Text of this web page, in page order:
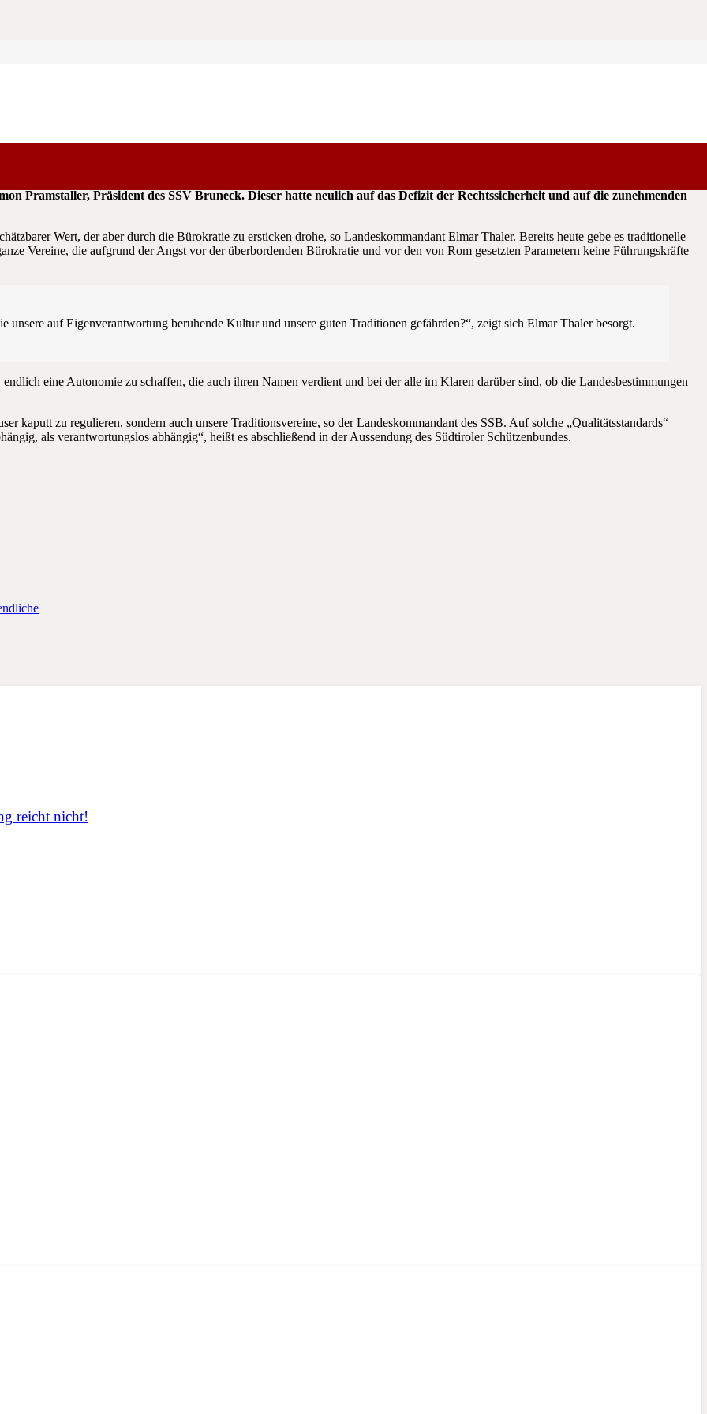
Pramstaller, Präsident des SSV Bruneck. Dieser hatte neulich auf das Defizit der Rechtssicherheit und auf die zunehmenden
Wert, der aber durch die Bürokratie zu ersticken drohe, so Landeskommandant Elmar Thaler. Bereits heute gebe es traditionelle
Vereine, die aufgrund der Angst vor der überbordenden Bürokratie und vor den von Rom gesetzten Parametern keine Führungskräfte
unsere auf Eigenverantwortung beruhende Kultur und unsere guten Traditionen gefährden?“, zeigt sich Elmar Thaler besorgt.
eine Autonomie zu schaffen, die auch ihren Namen verdient und bei der alle im Klaren darüber sind, ob die Landesbestimmungen
kaputt zu regulieren, sondern auch unsere Traditionsvereine, so der Landeskommandant des SSB. Auf solche „Qualitätsstandards“
als verantwortungslos abhängig“, heißt es abschließend in der Aussendung des Südtiroler Schützenbundes.
reicht nicht!